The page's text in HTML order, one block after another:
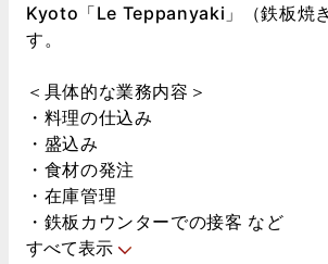
Kyoto「Le Teppanyaki」（鉄板焼
す。
＜具体的な業務内容＞
・料理の仕込み
・盛込み
・食材の発注
・在庫管理
・鉄板カウンターでの接客 など
すべて表示